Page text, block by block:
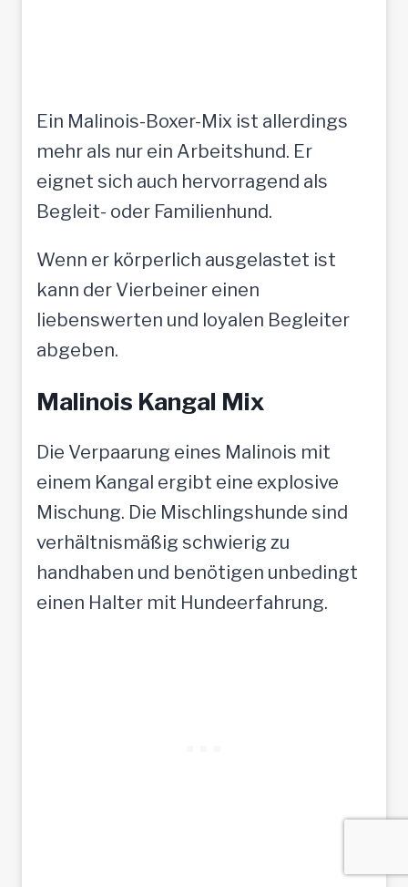
Ein Malinois-Boxer-Mix ist allerdings
mehr als nur ein Arbeitshund. Er
eignet sich auch hervorragend als
Begleit- oder Familienhund.
Wenn er körperlich ausgelastet ist
kann der Vierbeiner einen
liebenswerten und loyalen Begleiter
abgeben.
Malinois Kangal Mix
Die Verpaarung eines Malinois mit
einem Kangal ergibt eine explosive
Mischung. Die Mischlingshunde sind
verhältnismäßig schwierig zu
handhaben und benötigen unbedingt
einen Halter mit Hundeerfahrung.